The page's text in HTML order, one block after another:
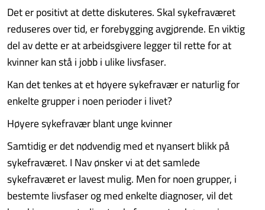
Det er positivt at dette diskuteres. Skal sykefraværet
reduseres over tid, er forebygging avgjørende. En viktig
del av dette er at arbeidsgivere legger til rette for at
kvinner kan stå i jobb i ulike livsfaser.
Kan det tenkes at et høyere sykefravær er naturlig for
enkelte grupper i noen perioder i livet?
Høyere sykefravær blant unge kvinner
Samtidig er det nødvendig med et nyansert blikk på
sykefraværet. I Nav ønsker vi at det samlede
sykefraværet er lavest mulig. Men for noen grupper, i
bestemte livsfaser og med enkelte diagnoser, vil det